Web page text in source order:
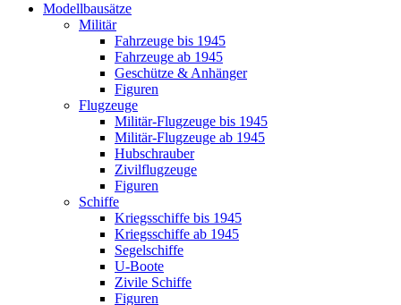
Modellbausätze
Militär
Fahrzeuge bis 1945
Fahrzeuge ab 1945
Geschütze & Anhänger
Figuren
Flugzeuge
Militär-Flugzeuge bis 1945
Militär-Flugzeuge ab 1945
Hubschrauber
Zivilflugzeuge
Figuren
Schiffe
Kriegsschiffe bis 1945
Kriegsschiffe ab 1945
Segelschiffe
U-Boote
Zivile Schiffe
Figuren